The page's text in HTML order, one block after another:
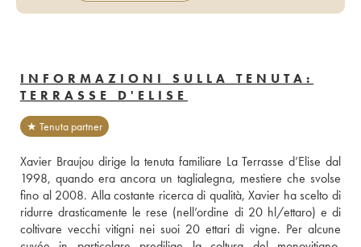
INFORMAZIONI SULLA TENUTA:
TERRASSE D'ELISE
★ Tenuta partner
Xavier Braujou dirige la tenuta familiare La Terrasse d’Elise dal
1998, quando era ancora un taglialegna, mestiere che svolse
fino al 2008. Alla costante ricerca di qualità, Xavier ha scelto di
ridurre drasticamente le rese (nell’ordine di 20 hl/ettaro) e di
coltivare vecchi vitigni nei suoi 20 ettari di vigne. Per alcune